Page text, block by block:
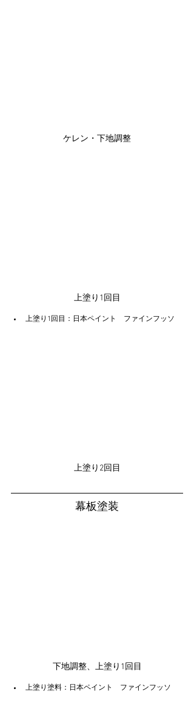
ケレン・下地調整
上塗り1回目
上塗り1回目：日本ペイント　ファインフッソ
上塗り2回目
幕板塗装
下地調整、上塗り1回目
上塗り塗料：日本ペイント　ファインフッソ